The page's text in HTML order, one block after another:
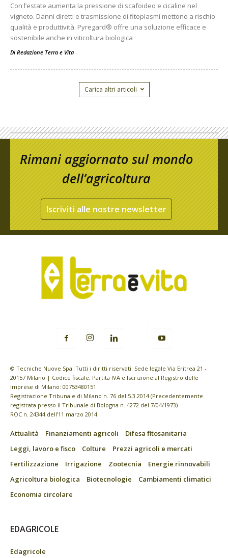
Con l’estate aumenta la pressione di scafoideo e cicaline nel
vigneto. Danni diretti e trasmissione di fitoplasmi mettono a rischio
qualità e produttività. Pyregard® offre una soluzione efficace e
sostenibile anche in viticoltura biologica
Di Redazione Terra e Vita -
Carica altri articoli
Rimani aggiornato sul mondo
dell’agricoltura
Iscriviti alle nostre newsletter
© Tecniche Nuove Spa. Tutti i diritti riservati. Sede legale Via Eritrea 21 -
20157 Milano | Codice fiscale, Partita IVA e Iscrizione al Registro delle
imprese di Milano: 00753480151
Registrazione Tribunale di Milano n. 76 del 5.3.2014 (Precedentemente
registrata presso il Tribunale di Bologna n. 4272 del 7/04/1973)
ROC n. 24344 dell’11 marzo 2014
Attualità Finanziamenti agricoli
Difesa fitosanitaria
Leggi, lavoro e fisco
Colture
Prezzi agricoli e mercati
Fertilizzazione
Irrigazione Zootecnia
Energie rinnovabili
Agricoltura biologica
Biotecnologie
Cambiamenti climatici
Economia circolare
EDAGRICOLE
Edagricole